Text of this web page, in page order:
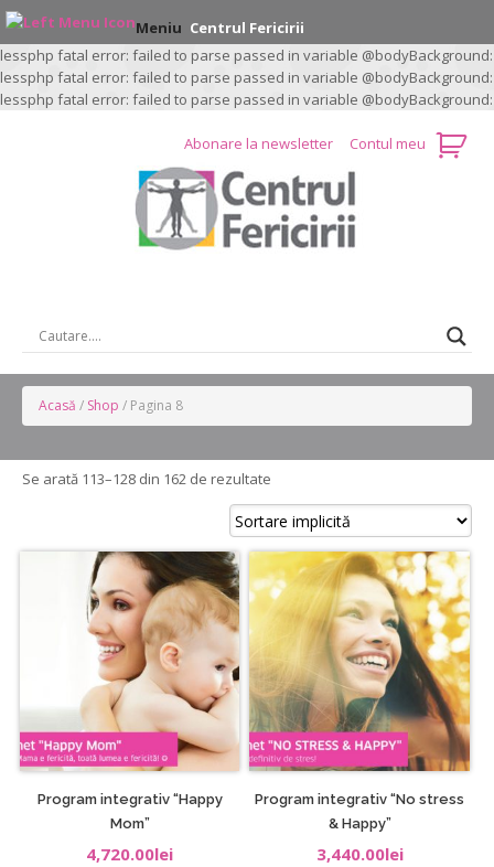
lessphp fatal error: failed to parse passed in variable @bodyBackground:
lessphp fatal error: failed to parse passed in variable @bodyBackground:
lessphp fatal error: failed to parse passed in variable @bodyBackground:
Abonare la newsletter Contul meu
Acasă / Shop / Pagina 8
Se arată 113–128 din 162 de rezultate
Program integrativ “Happy
Mom”
4,720.00lei
Program integrativ “No stress
& Happy”
3,440.00lei
Meniu Centrul Fericirii